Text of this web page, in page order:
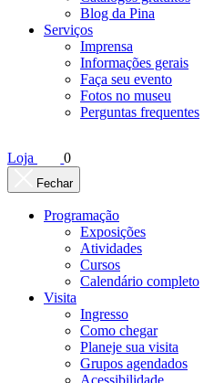
Blog da Pina
Serviços
Imprensa
Informações gerais
Faça seu evento
Fotos no museu
Perguntas frequentes
Loja 0
Fechar
Programação
Exposições
Atividades
Cursos
Calendário completo
Visita
Ingresso
Como chegar
Planeje sua visita
Grupos agendados
Acessibilidade